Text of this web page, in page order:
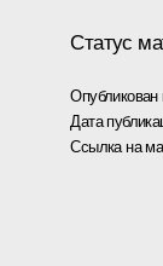
Статус
Опубликован
Дата
Ссылка на